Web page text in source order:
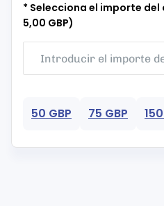
* Selecciona el importe del
5,00 GBP)
50 GBP 75 GBP